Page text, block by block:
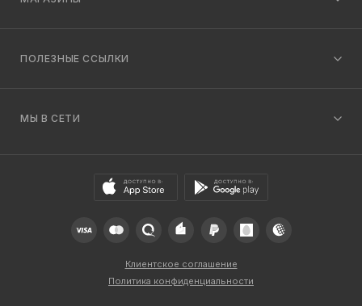
ПОЛЕЗНЫЕ ССЫЛКИ
МЫ В СЕТИ
Клиентское соглашение
Политика конфиденциальности